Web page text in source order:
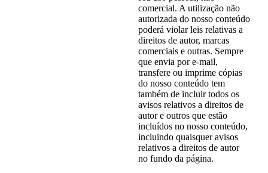
comercial. A utilização não
autorizada do nosso conteúdo
poderá violar leis relativas a
direitos de autor, marcas
comerciais e outras. Sempre
que envia por e-mail,
transfere ou imprime cópias
do nosso conteúdo tem
também de incluir todos os
avisos relativos a direitos de
autor e outros que estão
incluídos no nosso conteúdo,
incluindo quaisquer avisos
relativos a direitos de autor
no fundo da página.